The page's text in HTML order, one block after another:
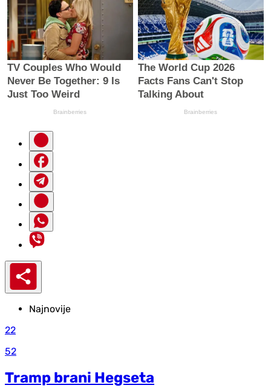
Najnovije
22
52
Tramp brani Hegseta